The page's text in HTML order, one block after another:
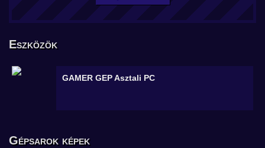
Eszközök
GAMER GEPAsztali PC
Gépsarok képek